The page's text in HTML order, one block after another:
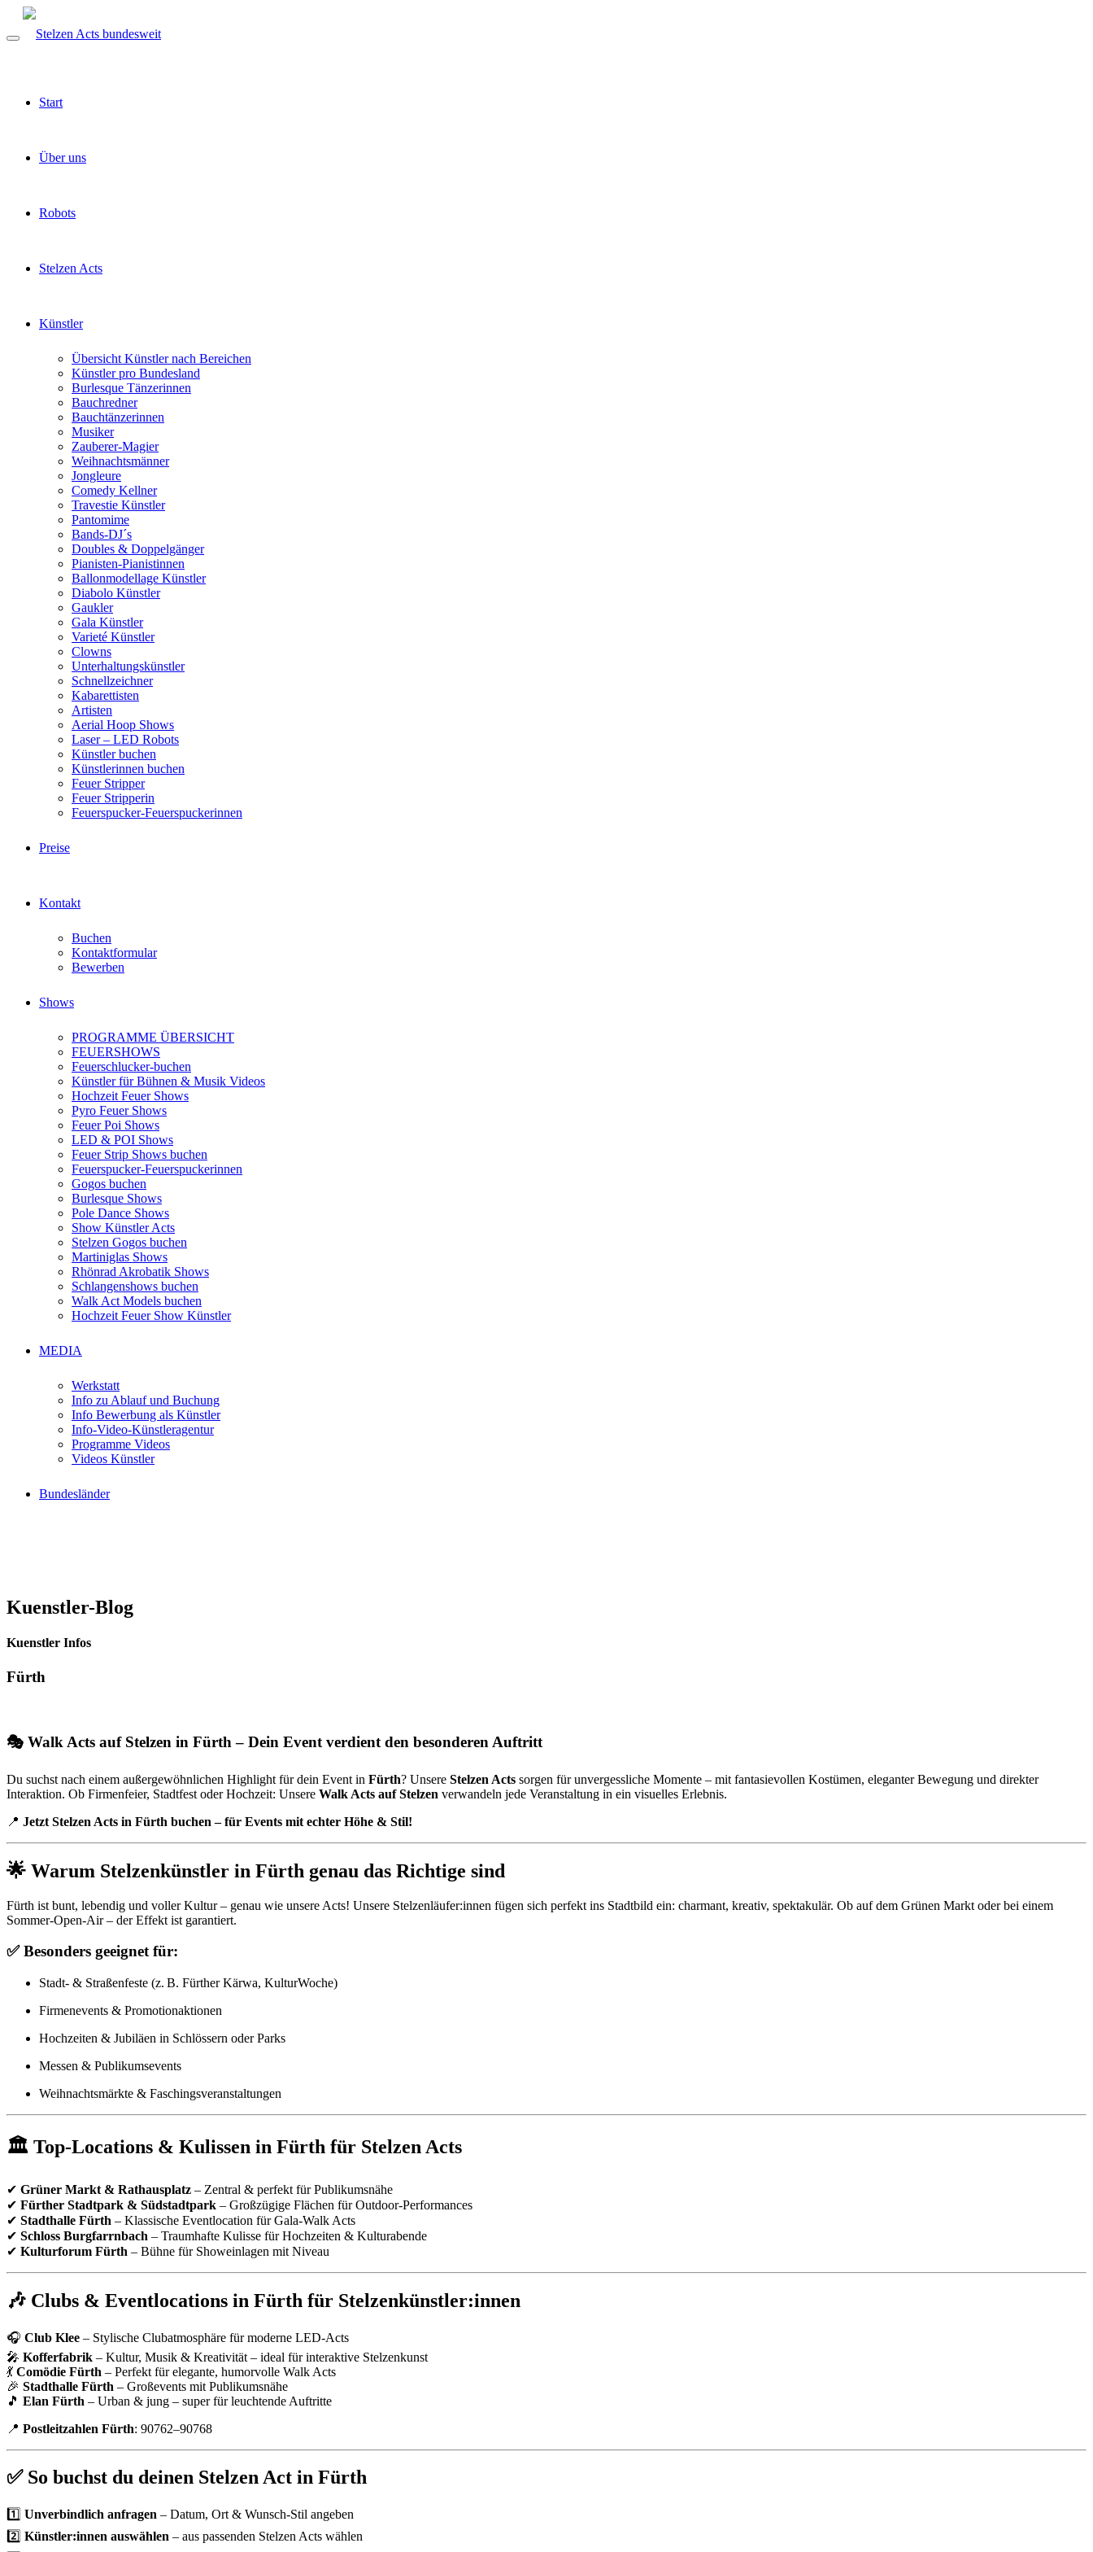
Start
Über uns
Robots
Stelzen Acts
Künstler
Übersicht Künstler nach Bereichen
Künstler pro Bundesland
Burlesque Tänzerinnen
Bauchredner
Bauchtänzerinnen
Musiker
Zauberer-Magier
Weihnachtsmänner
Jongleure
Comedy Kellner
Travestie Künstler
Pantomime
Bands-DJ´s
Doubles & Doppelgänger
Pianisten-Pianistinnen
Ballonmodellage Künstler
Diabolo Künstler
Gaukler
Gala Künstler
Varieté Künstler
Clowns
Unterhaltungskünstler
Schnellzeichner
Kabarettisten
Artisten
Aerial Hoop Shows
Laser – LED Robots
Künstler buchen
Künstlerinnen buchen
Feuer Stripper
Feuer Stripperin
Feuerspucker-Feuerspuckerinnen
Preise
Kontakt
Buchen
Kontaktformular
Bewerben
Shows
PROGRAMME ÜBERSICHT
FEUERSHOWS
Feuerschlucker-buchen
Künstler für Bühnen & Musik Videos
Hochzeit Feuer Shows
Pyro Feuer Shows
Feuer Poi Shows
LED & POI Shows
Feuer Strip Shows buchen
Feuerspucker-Feuerspuckerinnen
Gogos buchen
Burlesque Shows
Pole Dance Shows
Show Künstler Acts
Stelzen Gogos buchen
Martiniglas Shows
Rhönrad Akrobatik Shows
Schlangenshows buchen
Walk Act Models buchen
Hochzeit Feuer Show Künstler
MEDIA
Werkstatt
Info zu Ablauf und Buchung
Info Bewerbung als Künstler
Info-Video-Künstleragentur
Programme Videos
Videos Künstler
Bundesländer
Kuenstler-Blog
Kuenstler Infos
Fürth
🎭 Walk Acts auf Stelzen in Fürth – Dein Event verdient den besonderen Auftritt
Du suchst nach einem außergewöhnlichen Highlight für dein Event in Fürth? Unsere Stelzen Acts sorgen für unvergessliche Momente – mit fantasievollen Kostümen, eleganter Bewegung und direkter
Interaktion. Ob Firmenfeier, Stadtfest oder Hochzeit: Unsere Walk Acts auf Stelzen verwandeln jede Veranstaltung in ein visuelles Erlebnis.
📍 Jetzt Stelzen Acts in Fürth buchen – für Events mit echter Höhe & Stil!
🌟 Warum Stelzenkünstler in Fürth genau das Richtige sind
Fürth ist bunt, lebendig und voller Kultur – genau wie unsere Acts! Unsere Stelzenläufer:innen fügen sich perfekt ins Stadtbild ein: charmant, kreativ, spektakulär. Ob auf dem Grünen Markt oder bei einem
Sommer-Open-Air – der Effekt ist garantiert.
✅ Besonders geeignet für:
Stadt- & Straßenfeste (z. B. Fürther Kärwa, KulturWoche)
Firmenevents & Promotionaktionen
Hochzeiten & Jubiläen in Schlössern oder Parks
Messen & Publikumsevents
Weihnachtsmärkte & Faschingsveranstaltungen
🏛 Top-Locations & Kulissen in Fürth für Stelzen Acts
✔ Grüner Markt & Rathausplatz – Zentral & perfekt für Publikumsnähe
✔ Fürther Stadtpark & Südstadtpark – Großzügige Flächen für Outdoor-Performances
✔ Stadthalle Fürth – Klassische Eventlocation für Gala-Walk Acts
✔ Schloss Burgfarrnbach – Traumhafte Kulisse für Hochzeiten & Kulturabende
✔ Kulturforum Fürth – Bühne für Showeinlagen mit Niveau
🎶 Clubs & Eventlocations in Fürth für Stelzenkünstler:innen
🎧 Club Klee – Stylische Clubatmosphäre für moderne LED-Acts
🎤 Kofferfabrik – Kultur, Musik & Kreativität – ideal für interaktive Stelzenkunst
💃 Comödie Fürth – Perfekt für elegante, humorvolle Walk Acts
🎉 Stadthalle Fürth – Großevents mit Publikumsnähe
🎵 Elan Fürth – Urban & jung – super für leuchtende Auftritte
📍 Postleitzahlen Fürth: 90762–90768
✅ So buchst du deinen Stelzen Act in Fürth
1️⃣ Unverbindlich anfragen – Datum, Ort & Wunsch-Stil angeben
2️⃣ Künstler:innen auswählen – aus passenden Stelzen Acts wählen